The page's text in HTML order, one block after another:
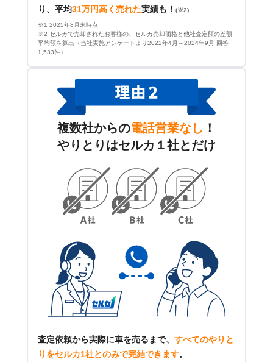
り、平均31万円高く売れた実績も！ (※2)
※1 2025年8月末時点
※2 セルカで売却されたお客様の、セルカ売却価格と他社査定額の差額
平均額を算出（当社実施アンケートより2022年4月～2024年9月 回答
1,533件）
複数社からの電話営業なし ！
やりとりはセルカ１社とだけ
査定依頼から実際に車を売るまで、 すべてのやりと
りをセルカ1社とのみで完結できます。